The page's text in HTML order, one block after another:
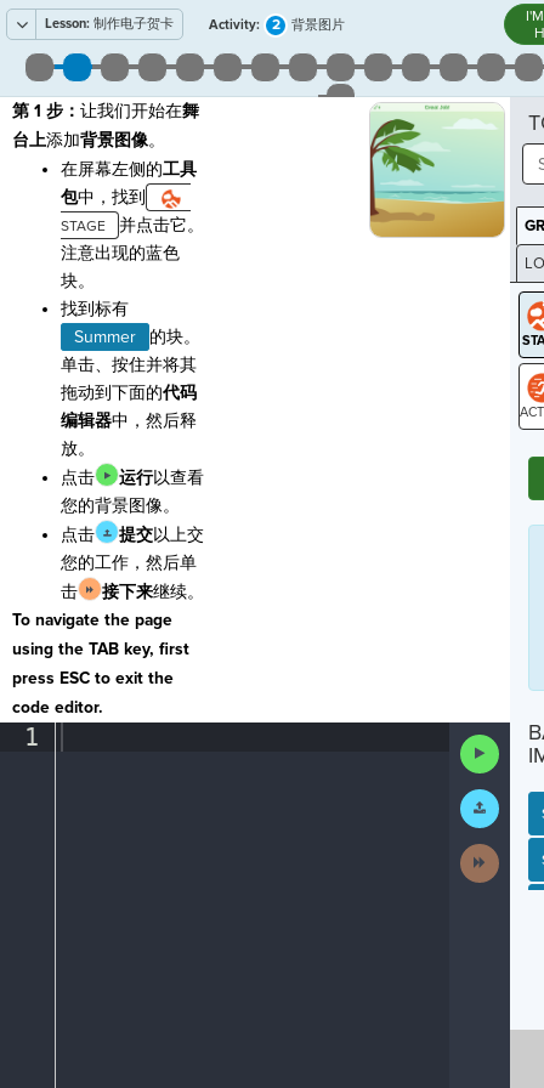
Lesson: 制作电子贺卡 Activity: 2 背景图片
第 1 步： 让我们开始在舞
台上添加背景图像。
在屏幕左侧的工具
包中，找到
并点击它。
注意出现的蓝色
块。
找到标有
Summer
的块。
单击、按住并将其
拖动到下面的代码
编辑器中，然后释
放。
点击
运行以查看
您的背景图像。
点击
提交以上交
您的工作，然后单
击
接下来继续。
To navigate the page
using the TAB key, first
press ESC to exit the
code editor.
1
Code
Submit
Work
Activity